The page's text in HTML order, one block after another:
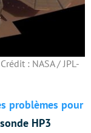
: NASA / JPL-
problèmes pour
sonde HP3